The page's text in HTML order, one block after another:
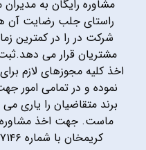
مشاوره رایگان به
راستای جلب رضایت آن
شرکت در را در کمترین
مشتریان قرار می
اخذ کلیه مجوزهای لازم
نموده و در تمامی امور
برند متقاضیان را
ماست. جهت اخذ
کریمخان با شماره ۰۲۱۸۷۱۴۶ تماس حاصل فرمایید.